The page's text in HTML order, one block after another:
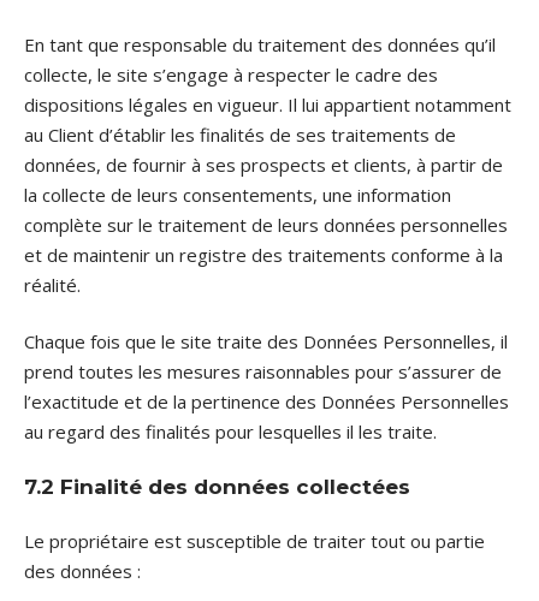
En tant que responsable du traitement des données qu’il
collecte, le site s’engage à respecter le cadre des
dispositions légales en vigueur. Il lui appartient notamment
au Client d’établir les finalités de ses traitements de
données, de fournir à ses prospects et clients, à partir de
la collecte de leurs consentements, une information
complète sur le traitement de leurs données personnelles
et de maintenir un registre des traitements conforme à la
réalité.
Chaque fois que le site traite des Données Personnelles, il
prend toutes les mesures raisonnables pour s’assurer de
l’exactitude et de la pertinence des Données Personnelles
au regard des finalités pour lesquelles il les traite.
7.2 Finalité des données collectées
Le propriétaire est susceptible de traiter tout ou partie
des données :